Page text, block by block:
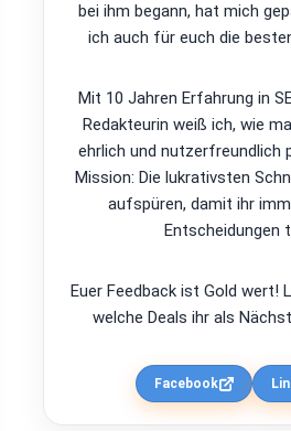
bei ihm begann, hat mich
ich auch für euch die
Mit 10 Jahren Erfahrung in
Redakteurin weiß ich, wie
ehrlich und nutzerfreundlich
Mission: Die lukrativsten
aufspüren, damit ihr
Entscheidungen
Euer Feedback ist Gold wert!
welche Deals ihr als
Facebook